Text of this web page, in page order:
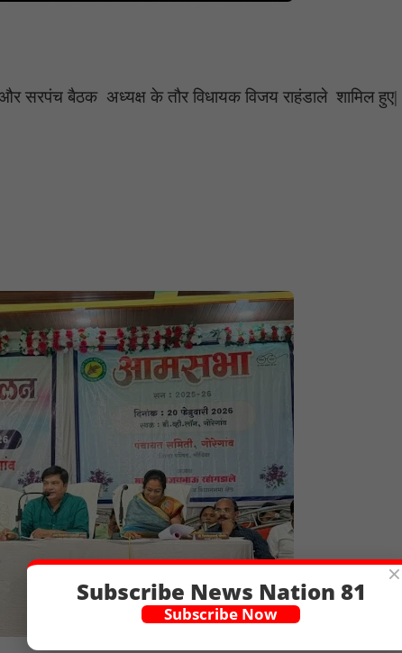
सरपंच बैठक अध्यक्ष के तौर विधायक विजय राहंडाले शामिल हुए|
×
Subscribe News Nation 81
Subscribe Now